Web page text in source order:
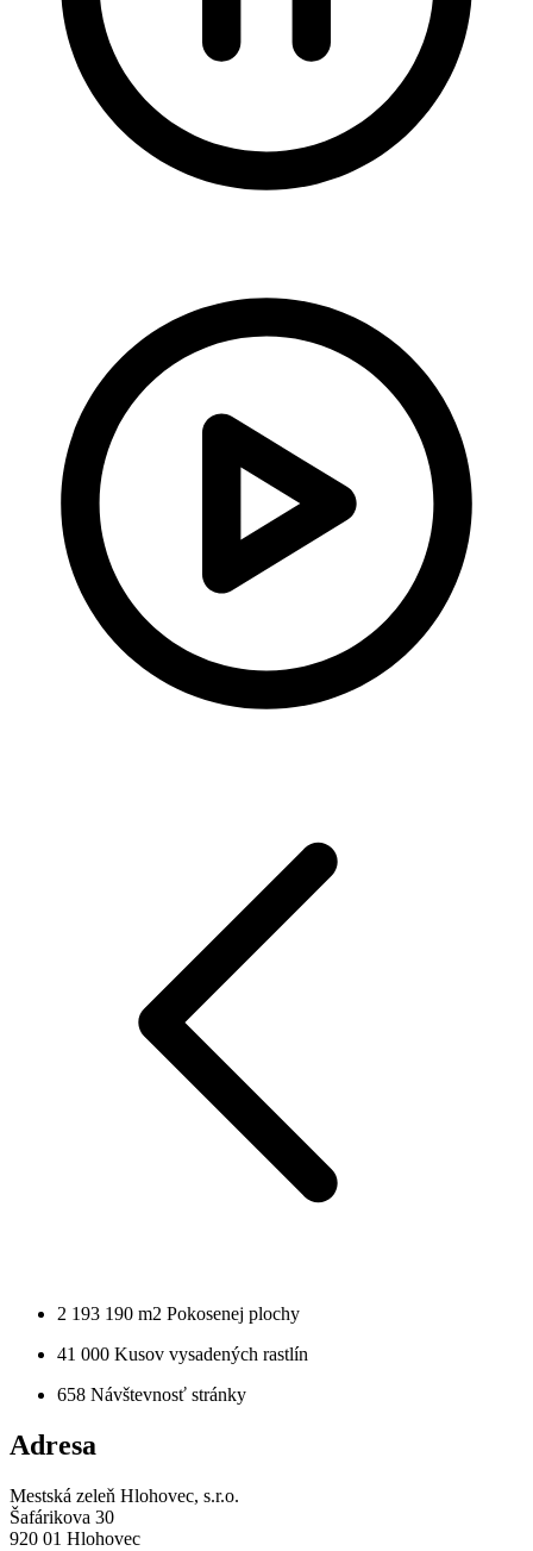
2 193 190 m2 Pokosenej plochy
41 000 Kusov vysadených rastlín
658 Návštevnosť stránky
Adresa
Mestská zeleň Hlohovec, s.r.o.
Šafárikova 30
920 01 Hlohovec